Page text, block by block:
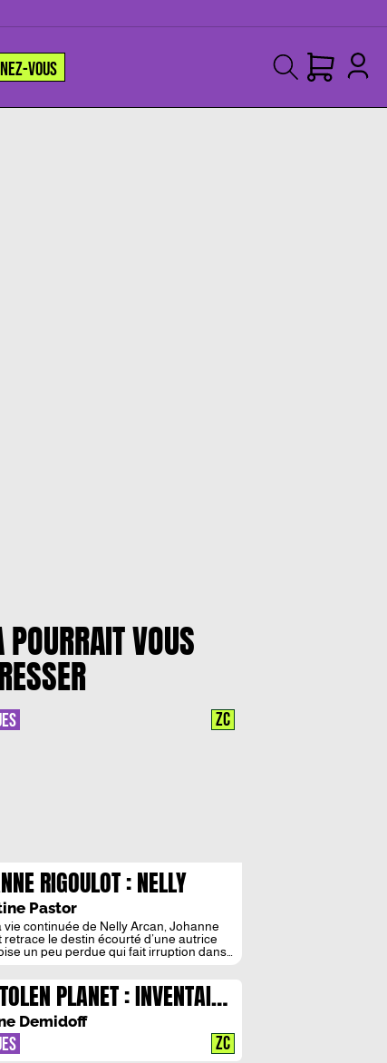
VOUS
POURRAIT VOUS
RIGOULOT : NELLY
ET LA BANALITE DU MALE
Pastor
vie continuée de Nelly Arcan, Johanne
retrace le destin écourté d’une autrice
un peu perdue qui fait irruption dans
littéraire, sociale et masculine de la vie
Arcan, sainte dans la grande famille des
ZC
PLANET : INVENTAIRE
PASSEE
Demidoff
ZC